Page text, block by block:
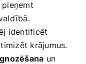
identificēt
krājumus.
un